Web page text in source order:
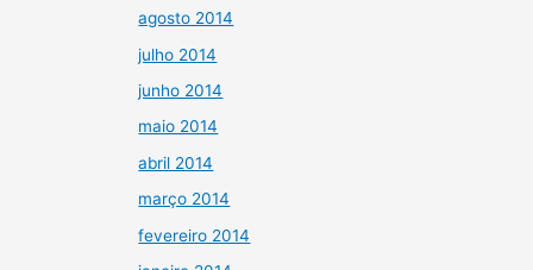
agosto 2014
julho 2014
junho 2014
maio 2014
abril 2014
março 2014
fevereiro 2014